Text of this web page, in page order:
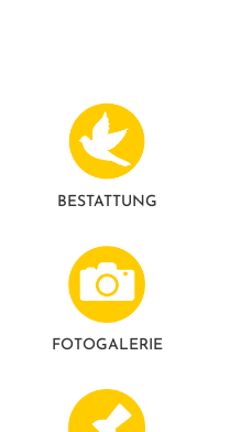
BESTATTUNG
FOTO­GALERIE